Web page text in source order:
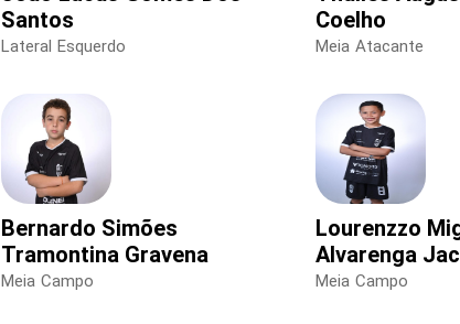
Santos
Lateral Esquerdo
Coelho
Meia Atacante
Bernardo Simões
Tramontina Gravena
Meia Campo
Lourenzzo
Alvarenga
Meia Campo